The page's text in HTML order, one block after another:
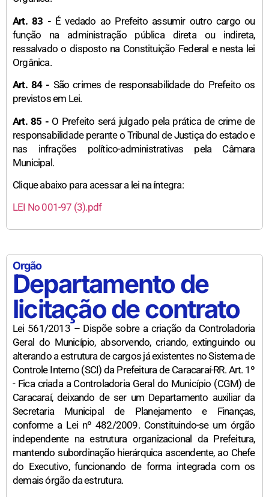
Art. 83 -É vedado ao Prefeito assumir outro cargo ou
função na administração pública direta ou indireta,
ressalvado o disposto na Constituição Federal e nesta lei
Orgânica.
Art. 84 - São crimes de responsabilidade do Prefeito os
previstos em Lei.
Art. 85 -O Prefeito será julgado pela prática de crime de
responsabilidade perante o Tribunal de Justiça do estado e
nas infrações político-administrativas pela Câmara
Municipal.
Clique abaixo para acessar a lei na íntegra:
LEI No 001-97 (3).pdf
Orgão
Departamento de
licitação de contrato
Lei 561/2013 – Dispõe sobre a criação da Controladoria
Geral do Município, absorvendo, criando, extinguindo ou
alterando a estrutura de cargos já existentes no Sistema de
Controle Interno (SCI) da Prefeitura de Caracaraí-RR. Art. 1º
- Fica criada a Controladoria Geral do Município (CGM) de
Caracaraí, deixando de ser um Departamento auxiliar da
Secretaria Municipal de Planejamento e Finanças,
conforme a Lei nº 482/2009. Constituindo-se um órgão
independente na estrutura organizacional da Prefeitura,
mantendo subordinação hierárquica ascendente, ao Chefe
do Executivo, funcionando de forma integrada com os
demais órgão da estrutura.